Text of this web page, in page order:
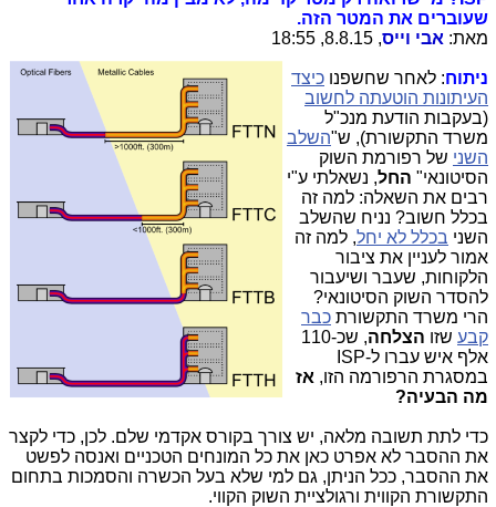
שעוברים את המטר הזה.
מאת: אבי וייס, 8.8.15, 18:55
ניתוח: לאחר שחשפנו כיצד
העיתונות הוטעתה לחשוב
(בעקבות הודעת מנכ"ל
משרד התקשורת), ש"השלב
השני של רפורמת השוק
הסיטונאי" החל, נשאלתי ע"י
רבים את השאלה: למה זה
בכלל חשוב? נניח שהשלב
השני בכלל לא יחל, למה זה
אמור לעניין את ציבור
הלקוחות, שעבר ושיעבור
להסדר השוק הסיטונאי?
הרי משרד התקשורת כבר
קבע שזו הצלחה,
שכ-110
אלף איש עברו ל-ISP
במסגרת הרפורמה הזו, אז
מה הבעיה?
כדי לתת תשובה מלאה, יש צורך בקורס אקדמי שלם. לכן, כדי לקצר
את ההסבר לא אפרט כאן את כל המונחים הטכניים ואנסה לפשט
את ההסבר, ככל הניתן, גם למי שלא בעל הכשרה והסמכות בתחום
התקשורת הקווית ורגולציית השוק הקווי.